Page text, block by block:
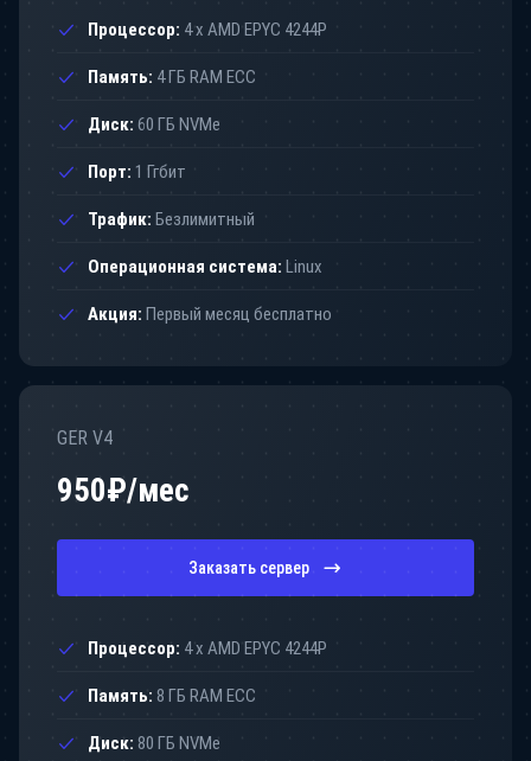
Процессор: 4 x AMD EPYC 4244P
Память: 4 ГБ RAM ECC
Диск: 60 ГБ NVMe
Порт: 1 Ггбит
Трафик: Безлимитный
Операционная система: Linux
Акция: Первый месяц бесплатно
GER V4
950₽/мес
Заказать сервер
Процессор: 4 x AMD EPYC 4244P
Память: 8 ГБ RAM ECC
Диск: 80 ГБ NVMe